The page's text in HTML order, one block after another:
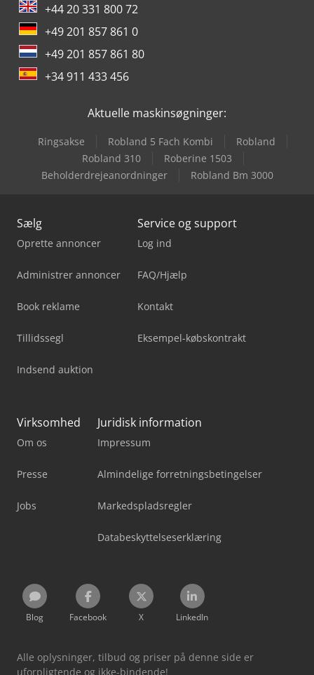
+44 20 331 800 72
+49 201 857 861 0
+49 201 857 861 80
+34 911 433 456
Aktuelle maskinsøgninger:
Ringsakse Robland 5 Fach Kombi
Robland
Robland 310
Roberine 1503
Beholderdrejeanordninger
Robland Bm 3000
Sælg
Oprette annoncer
Administrer annoncer
Book reklame
Tillidssegl
Indsend auktion
Service og support
Log ind
FAQ/Hjælp
Kontakt
Eksempel-købskontrakt
Virksomhed
Om os
Presse
Jobs
Juridisk information
Impressum
Almindelige forretningsbetingelser
Markedspladsregler
Databeskyttelseserklæring
Blog Facebook X LinkedIn
Alle oplysninger, tilbud og priser på denne side er
uforpligtende og ikke-bindende!